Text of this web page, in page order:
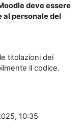
deve essere
personale del
titolazioni dei
il codice.
10:35